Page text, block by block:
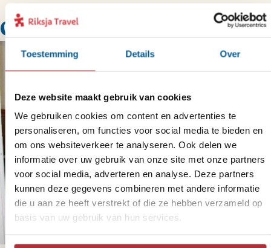
Toestemming Details Over
Deze website maakt gebruik van cookies
We gebruiken cookies om content en advertenties te
personaliseren, om functies voor social media te bieden en
om ons websiteverkeer te analyseren. Ook delen we
informatie over uw gebruik van onze site met onze partners
voor social media, adverteren en analyse. Deze partners
kunnen deze gegevens combineren met andere informatie
die u aan ze heeft verstrekt of die ze hebben verzameld op
basis van uw gebruik van hun services.
Onze slaapplekken